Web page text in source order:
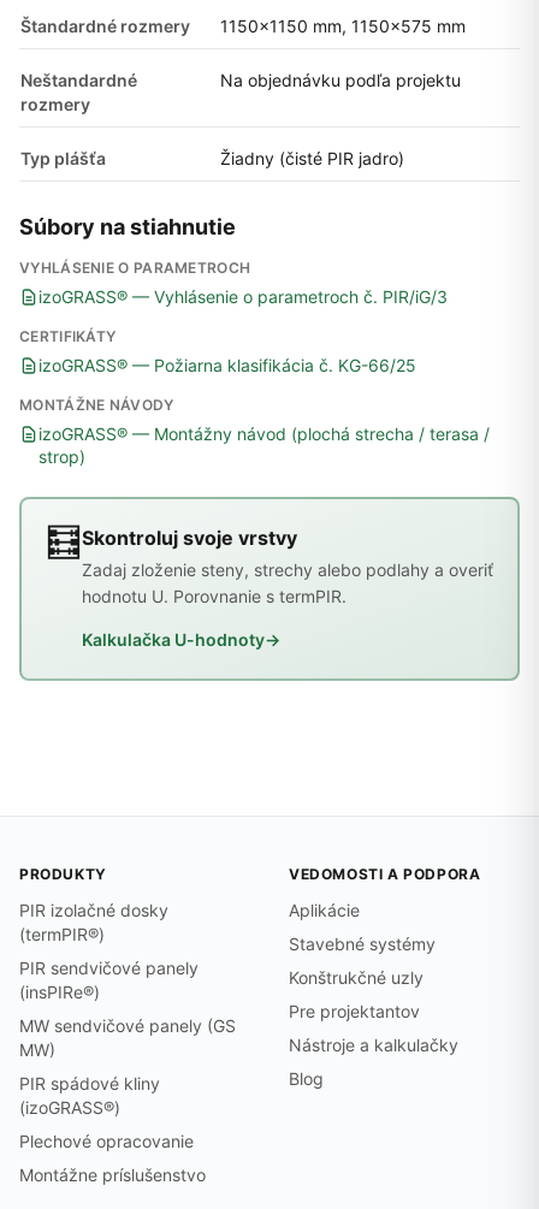
Štandardné rozmery 1150×1150 mm, 1150×575 mm
Neštandardné
rozmery
Na objednávku podľa projektu
Typ plášťa Žiadny (čisté PIR jadro)
Súbory na stiahnutie
VYHLÁSENIE O PARAMETROCH
izoGRASS® — Vyhlásenie o parametroch č. PIR/iG/3
CERTIFIKÁTY
izoGRASS® — Požiarna klasifikácia č. KG-66/25
MONTÁŽNE NÁVODY
izoGRASS® — Montážny návod (plochá strecha / terasa /
strop)
🧮Skontroluj svoje vrstvy
Zadaj zloženie steny, strechy alebo podlahy a overiť
hodnotu U. Porovnanie s termPIR.
Kalkulačka U-hodnoty→
PRODUKTY
PIR izolačné dosky
(termPIR®)
PIR sendvičové panely
(insPIRe®)
MW sendvičové panely (GS
MW)
PIR spádové kliny
(izoGRASS®)
Plechové opracovanie
Montážne príslušenstvo
VEDOMOSTI A PODPORA
Aplikácie
Stavebné systémy
Konštrukčné uzly
Pre projektantov
Nástroje a kalkulačky
Blog